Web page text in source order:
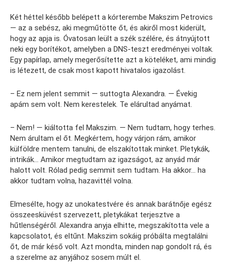
Két héttel később belépett a kórterembe Makszim Petrovics
— az a sebész, aki megműtötte őt, és akiről most kiderült,
hogy az apja is. Óvatosan leült a szék szélére, és átnyújtott
neki egy borítékot, amelyben a DNS-teszt eredményei voltak.
Egy papírlap, amely megerősítette azt a köteléket, ami mindig
is létezett, de csak most kapott hivatalos igazolást.
– Ez nem jelent semmit — suttogta Alexandra. — Évekig
apám sem volt. Nem kerestelek. Te elárultad anyámat.
– Nem! — kiáltotta fel Makszim. — Nem tudtam, hogy terhes.
Nem árultam el őt. Megkértem, hogy várjon rám, amikor
külföldre mentem tanulni, de elszakítottak minket. Pletykák,
intrikák… Amikor megtudtam az igazságot, az anyád már
halott volt. Rólad pedig semmit sem tudtam. Ha akkor… ha
akkor tudtam volna, hazavittél volna.
Elmesélte, hogy az unokatestvére és annak barátnője egész
összeesküvést szervezett, pletykákat terjesztve a
hűtlenségéről. Alexandra anyja elhitte, megszakította vele a
kapcsolatot, és eltűnt. Makszim sokáig próbálta megtalálni
őt, de már késő volt. Azt mondta, minden nap gondolt rá, és
a szerelme az anyjához sosem múlt el.